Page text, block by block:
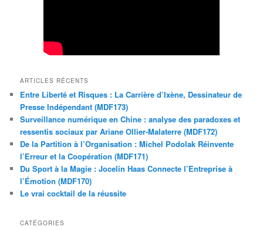
ARTICLES RÉCENTS
Entre Liberté et Risques : La Carrière d’Ixène, Dessinateur de
Presse Indépendant (MDF173)
Surveillance numérique en Chine : analyse des paradoxes et
ressentis sociaux par Ariane Ollier-Malaterre (MDF172)
De la Partition à l’Organisation : Michel Podolak Réinvente
l’Erreur et la Coopération (MDF171)
Du Sport à la Magie : Jocelin Haas Connecte l’Entreprise à
l’Émotion (MDF170)
Le vrai cocktail de la réussite
CATÉGORIES